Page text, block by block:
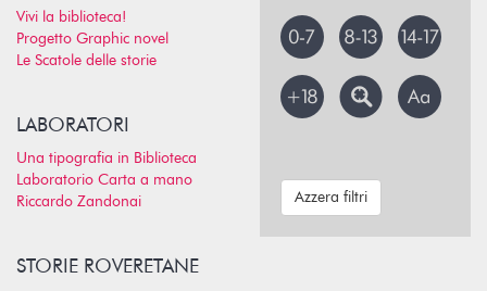
Vivi la biblioteca!
Progetto Graphic novel
Le Scatole delle storie
LABORATORI
Una tipografia in Biblioteca
Laboratorio Carta a mano
Riccardo Zandonai
STORIE ROVERETANE
Azzera filtri